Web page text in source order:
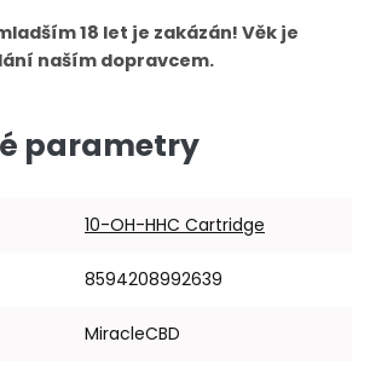
18 let je zakázán! Věk je
naším dopravcem.
parametry
10-OH-HHC Cartridge
8594208992639
MiracleCBD